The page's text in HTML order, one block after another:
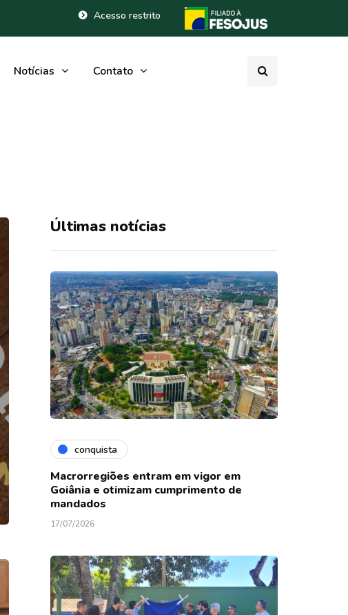
Acesso restrito
Notícias Contato
Últimas notícias
conquista
Macrorregiões entram em vigor em
Goiânia e otimizam cumprimento de
mandados
17/07/2026